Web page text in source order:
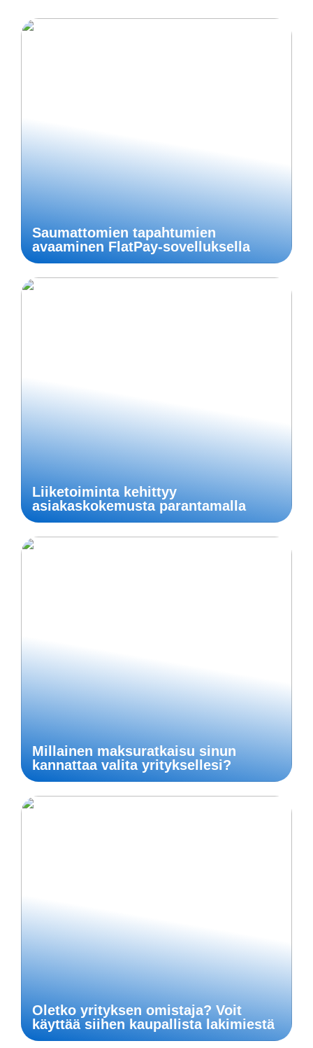
Saumattomien tapahtumien
avaaminen FlatPay-sovelluksella
Liiketoiminta kehittyy
asiakaskokemusta parantamalla
Millainen maksuratkaisu sinun
kannattaa valita yrityksellesi?
Oletko yrityksen omistaja? Voit
käyttää siihen kaupallista lakimiestä